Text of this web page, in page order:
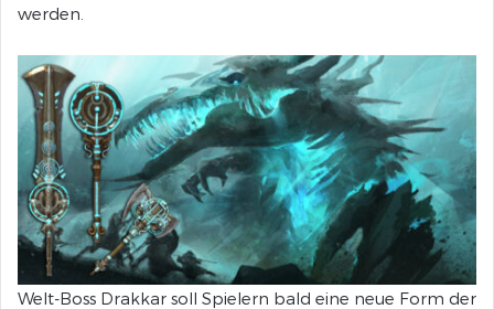
werden.
Welt-Boss Drakkar soll Spielern bald eine neue Form der